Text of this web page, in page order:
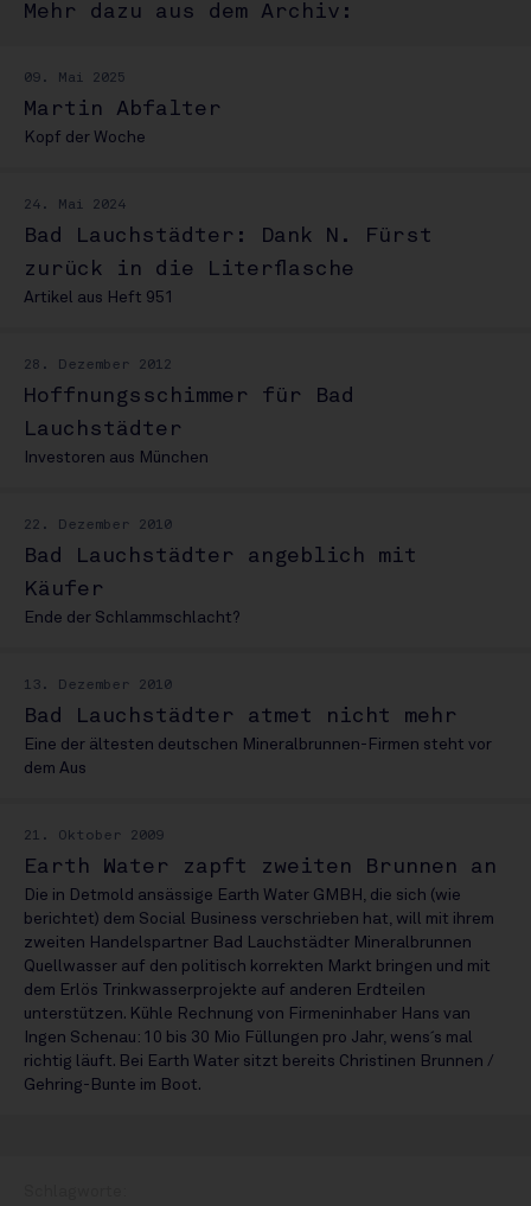
Mehr dazu aus dem Archiv:
09. Mai 2025
Martin Abfalter
Kopf der Woche
24. Mai 2024
Bad Lauchstädter: Dank N. Fürst
zurück in die Literflasche
Artikel aus Heft 951
28. Dezember 2012
Hoffnungsschimmer für Bad
Lauchstädter
Investoren aus München
22. Dezember 2010
Bad Lauchstädter angeblich mit
Käufer
Ende der Schlammschlacht?
13. Dezember 2010
Bad Lauchstädter atmet nicht mehr
Eine der ältesten deutschen Mineralbrunnen-Firmen steht vor
dem Aus
21. Oktober 2009
Earth Water zapft zweiten Brunnen an
Die in Detmold ansässige Earth Water GMBH, die sich (wie
berichtet) dem Social Business verschrieben hat, will mit ihrem
zweiten Handelspartner Bad Lauchstädter Mineralbrunnen
Quellwasser auf den politisch korrekten Markt bringen und mit
dem Erlös Trinkwasserprojekte auf anderen Erdteilen
unterstützen. Kühle Rechnung von Firmeninhaber Hans van
Ingen Schenau: 10 bis 30 Mio Füllungen pro Jahr, wens´s mal
richtig läuft. Bei Earth Water sitzt bereits Christinen Brunnen /
Gehring-Bunte im Boot.